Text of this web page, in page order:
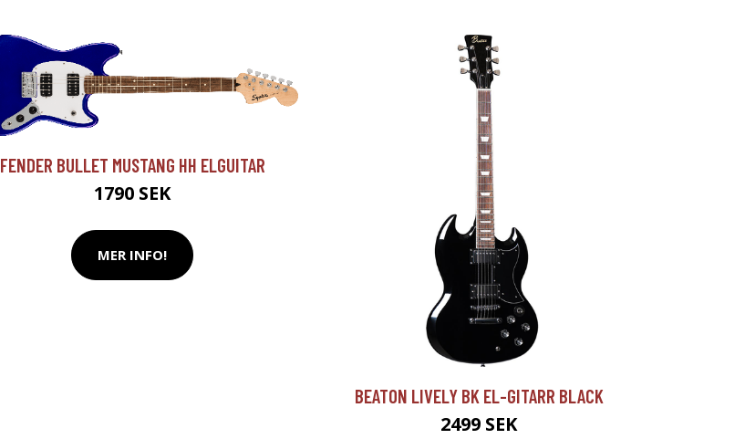
FENDER BULLET MUSTANG HH ELGUITAR
1790 SEK
MER INFO!
BEATON LIVELY BK EL-GITARR BLACK
2499 SEK